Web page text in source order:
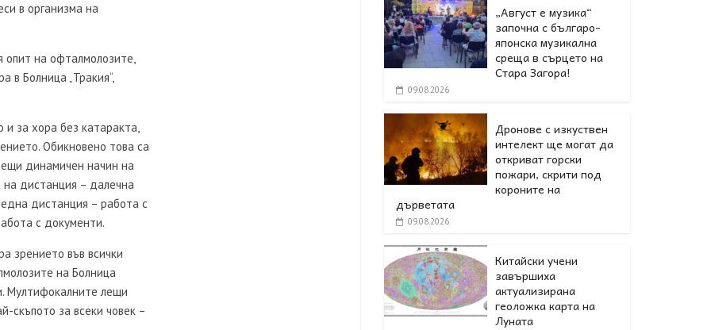
в организма на
опит на офталмолозите,
в Болница „Тракия“,
за хора без катаракта,
Обикновено това са
динамичен начин на
дистанция – далечна
дистанция – работа с
с документи.
зрението във всички
на Болница
Мултифокалните лещи
скъпото за всеки човек –
„Август е музика“
започна с българо-
японска музикална
среща в сърцето на
Стара Загора!
09.08.2026
Дронове с изкуствен
интелект ще могат да
откриват горски
пожари, скрити под
короните на
дърветата
09.08.2026
Китайски учени
завършиха
актуализирана
геоложка карта на
Луната